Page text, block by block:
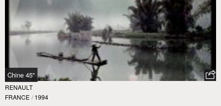
Chine 45"
RENAULT
FRANCE / 1994